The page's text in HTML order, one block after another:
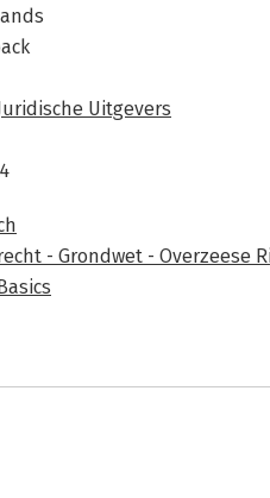
Uitgevers
- Grondwet - Overzeese